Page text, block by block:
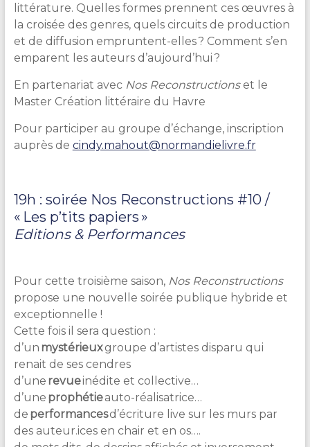
littérature. Quelles formes prennent ces œuvres à
la croisée des genres, quels circuits de production
et de diffusion empruntent-elles ? Comment s’en
emparent les auteurs d’aujourd’hui ?
En partenariat avec Nos Reconstructionset le
Master Création littéraire du Havre
Pour participer au groupe d’échange, inscription
auprès de cindy.mahout@normandielivre.fr
19h : soirée Nos Reconstructions #10 /
« Les p’tits papiers »
Editions & Performances
Pour cette troisième saison, Nos Reconstructions
propose une nouvelle soirée publique hybride et
exceptionnelle !
Cette fois il sera question :
d’un mystérieuxgroupe d’artistes disparu qui
renait de ses cendres
d’une revueinédite et collective…
d’une prophétieauto-réalisatrice…
de performancesd’écriture live sur les murs par
des auteur.ices en chair et en os….